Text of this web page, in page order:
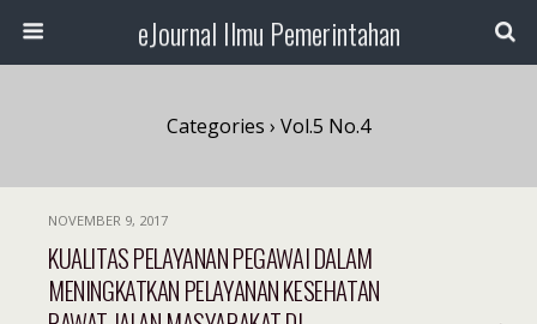
eJournal Ilmu Pemerintahan
Categories › Vol.5 No.4
NOVEMBER 9, 2017
KUALITAS PELAYANAN PEGAWAI DALAM
MENINGKATKAN PELAYANAN KESEHATAN